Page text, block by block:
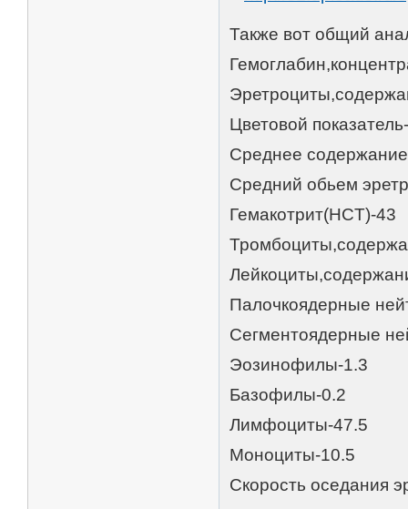
Также вот общий
Цветовой
Среднее
Средний обьем
Гемакотрит(HCT)-43
Палочкоядерные
Сегментоядерные
Эозинофилы-1.3
Базофилы-0.2
Лимфоциты-47.5
Моноциты-10.5
Скорость оседания